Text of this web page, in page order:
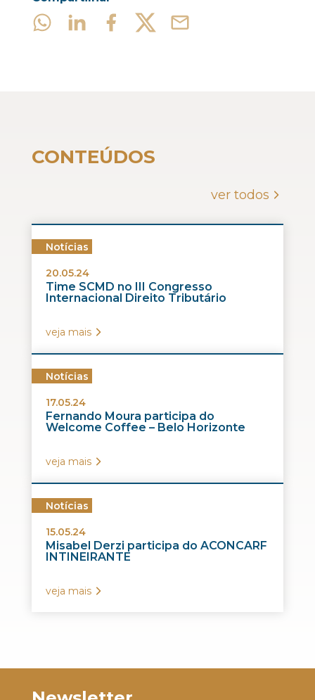
CONTEÚDOS
ver todos
Notícias
20.05.24
Time SCMD no III Congresso
Internacional Direito Tributário
veja mais
Notícias
17.05.24
Fernando Moura participa do
Welcome Coffee – Belo Horizonte
veja mais
Notícias
15.05.24
Misabel Derzi participa do ACONCARF
INTINEIRANTE
veja mais